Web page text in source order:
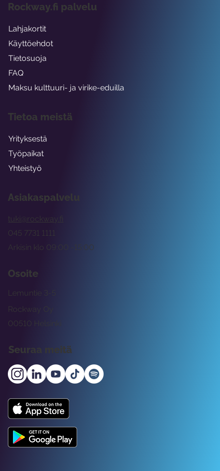
Asiakaspalvelu
tuki@rockway.fi
Arkisin klo 09:00 -15:00
045 7731 1111
Osoite
Rockway Oy
Lemuntie 3-5
00510 Helsinki
Seuraa meitä
Rockway.fi palvelu
Lahjakortit
Käyttöehdot
Tietosuoja
FAQ
Maksu kulttuuri- ja virike-eduilla
Tietoa meistä
Yrityksestä
Työpaikat
Yhteistyö